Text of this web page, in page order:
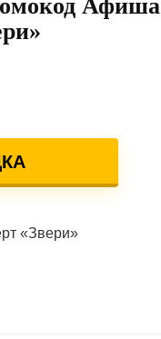
Афиша
«Звери»